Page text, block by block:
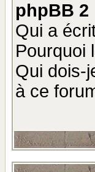
phpBB 2
Qui a
Pourquoi
Qui dois-
à ce